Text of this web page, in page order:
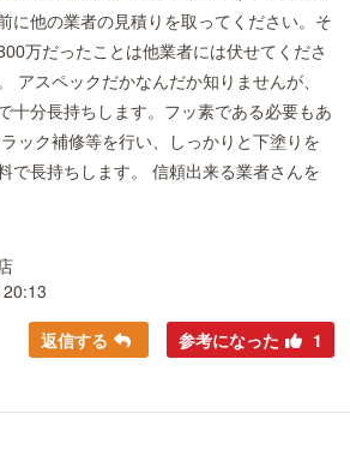
に他の業者の見積りを取ってください。そ
万だったことは他業者には伏せてくださ
アスペックだかなんだか知りませんが、
十分長持ちします。フッ素である必要もあ
ック補修等を行い、しっかりと下塗りを
で長持ちします。 信頼出来る業者さんを
返信する 参考になった 1